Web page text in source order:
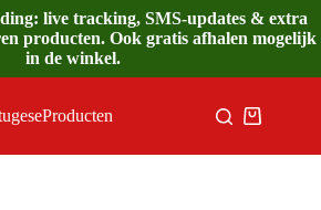
live tracking, SMS-updates & extra
producten. Ook gratis afhalen mogelijk
in de winkel.